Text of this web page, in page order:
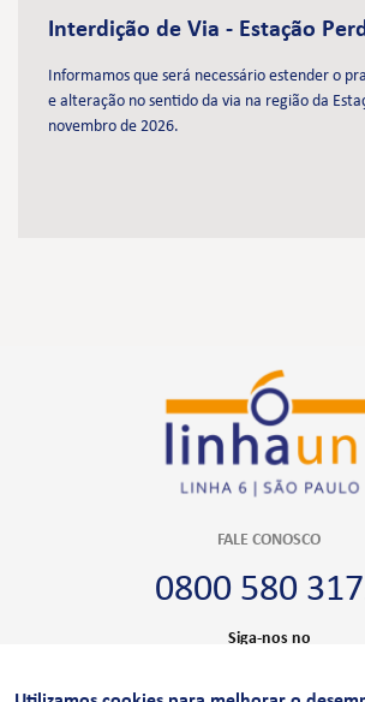
Interdição de Via - Estação
Informamos que será necessário estender o
e alteração no sentido da via na região da
novembro de 2026.
FALE CONOSCO
0800 580
Siga-nos no